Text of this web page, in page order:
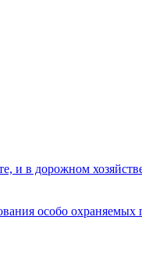
и в дорожном
особо охраняемых